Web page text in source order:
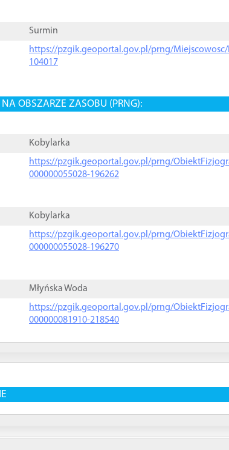
Surmin
https://pzgik.geoportal.gov.pl/prng/Miejscowosc/
104017
OBSZARZE ZASOBU (PRNG):
Kobylarka
https://pzgik.geoportal.gov.pl/prng/
000000055028-196262
Kobylarka
https://pzgik.geoportal.gov.pl/prng/
000000055028-196270
Młyńska Woda
https://pzgik.geoportal.gov.pl/prng/
000000081910-218540